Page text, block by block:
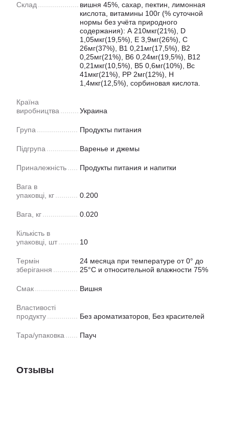
Склад
вишня 45%, сахар, пектин, лимонная
кислота, витамины 100г (% суточной
нормы без учёта природного
содержания): А 210мкг(21%), D
1,05мкг(19,5%), E 3,9мг(26%), С
26мг(37%), В1 0,21мг(17,5%), В2
0,25мг(21%), В6 0,24мг(19,5%), В12
0,21мкг(10,5%), В5 0,6мг(10%), Вс
41мкг(21%), РР 2мг(12%), Н
1,4мкг(12,5%), сорбиновая кислота.
Країна
виробництва
Украина
Група Продукты питания
Підгрупа Варенье и джемы
Приналежність Продукты питания и напитки
Вага в
упаковці, кг
0.200
Вага, кг 0.020
Кількість в
упаковці, шт
10
Термін
зберігання
24 месяца при температуре от 0° до
25°С и относительной влажности 75%
Смак Вишня
Властивості
продукту
Без ароматизаторов, Без красителей
Тара/упаковка Пауч
Отзывы